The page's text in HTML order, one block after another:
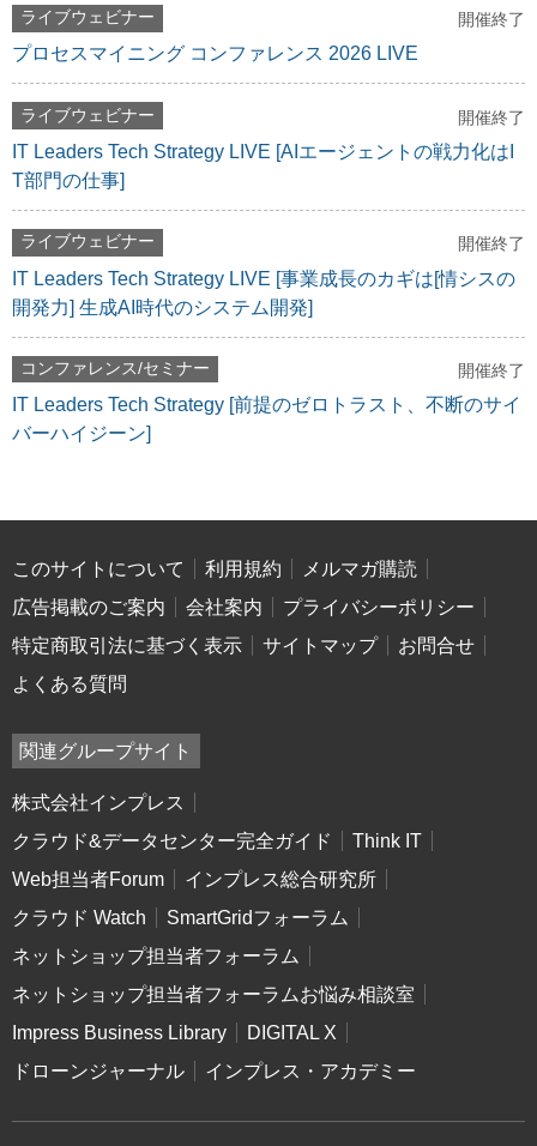
ライブウェビナー 開催終了
プロセスマイニング コンファレンス 2026 LIVE
ライブウェビナー 開催終了
IT Leaders Tech Strategy LIVE [AIエージェントの戦力化はI
T部門の仕事]
ライブウェビナー 開催終了
IT Leaders Tech Strategy LIVE [事業成長のカギは[情シスの
開発力] 生成AI時代のシステム開発]
コンファレンス/セミナー 開催終了
IT Leaders Tech Strategy [前提のゼロトラスト、不断のサイ
バーハイジーン]
このサイトについて 利用規約
メルマガ購読
広告掲載のご案内
会社案内
プライバシーポリシー
特定商取引法に基づく表示
サイトマップ
お問合せ
よくある質問
関連グループサイト
株式会社インプレス
クラウド&データセンター完全ガイド
Think IT
Web担当者Forum
インプレス総合研究所
クラウド Watch
SmartGridフォーラム
ネットショップ担当者フォーラム
ネットショップ担当者フォーラムお悩み相談室
Impress Business Library
DIGITAL X
ドローンジャーナル
インプレス・アカデミー